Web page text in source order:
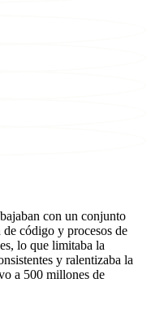
con un conjunto
código y procesos de
lo que limitaba la
y ralentizaba la
a 500 millones de